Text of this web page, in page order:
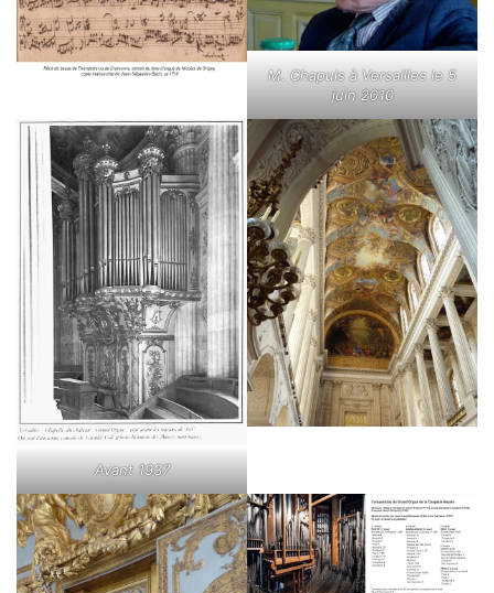
M. Chapuis à Versailles le 5
juin 2010
Avant 1937